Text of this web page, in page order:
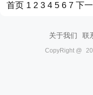
首页 1 2 3 4 5 6 7 下
关于我们 联
CopyRight @